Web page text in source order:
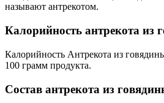
называют антрекотом.
Калорийность антрекота из
Калорийность Антрекота из
100 грамм продукта.
Состав антрекота из